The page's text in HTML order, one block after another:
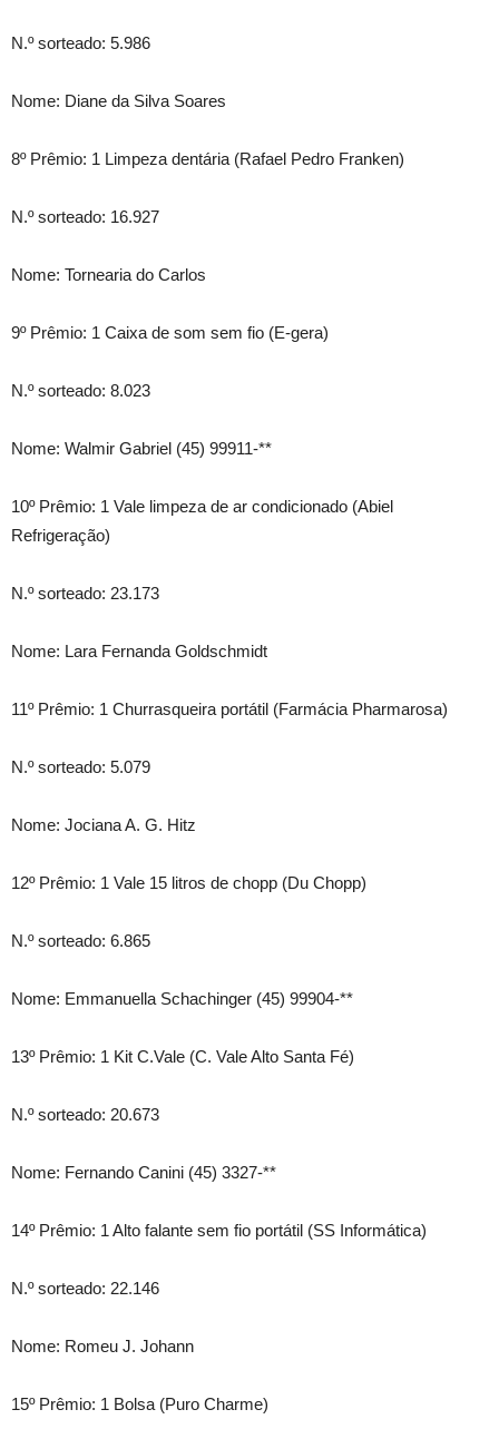
N.º sorteado: 5.986
Nome: Diane da Silva Soares
8º Prêmio: 1 Limpeza dentária (Rafael Pedro Franken)
N.º sorteado: 16.927
Nome: Tornearia do Carlos
9º Prêmio: 1 Caixa de som sem fio (E-gera)
N.º sorteado: 8.023
Nome: Walmir Gabriel (45) 99911-**
10º Prêmio: 1 Vale limpeza de ar condicionado (Abiel
Refrigeração)
N.º sorteado: 23.173
Nome: Lara Fernanda Goldschmidt
11º Prêmio: 1 Churrasqueira portátil (Farmácia Pharmarosa)
N.º sorteado: 5.079
Nome: Jociana A. G. Hitz
12º Prêmio: 1 Vale 15 litros de chopp (Du Chopp)
N.º sorteado: 6.865
Nome: Emmanuella Schachinger (45) 99904-**
13º Prêmio: 1 Kit C.Vale (C. Vale Alto Santa Fé)
N.º sorteado: 20.673
Nome: Fernando Canini (45) 3327-**
14º Prêmio: 1 Alto falante sem fio portátil (SS Informática)
N.º sorteado: 22.146
Nome: Romeu J. Johann
15º Prêmio: 1 Bolsa (Puro Charme)